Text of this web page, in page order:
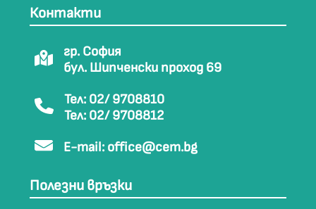
Контакти
гр. София
бул. Шипченски проход 69
Тел: 02/ 9708810
Тел: 02/ 9708812
E-mail: office@cem.bg
Полезни връзки